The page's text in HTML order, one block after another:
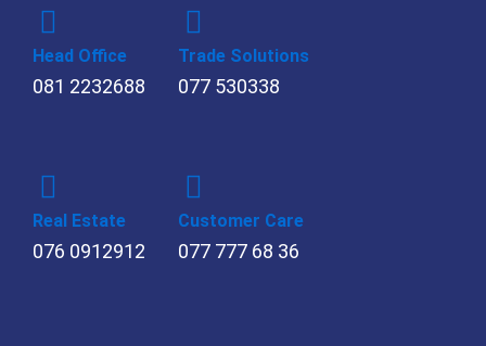
Head Office
081 2232688
Trade Solutions
077 530338
Real Estate
076 0912912
Customer Care
077 777 68 36